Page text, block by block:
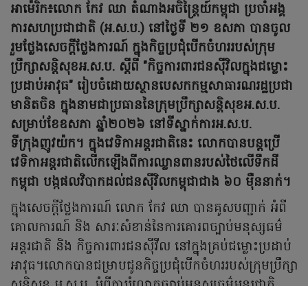
អាម៉េរិក៖លោក កែវ ឈា តំណាងអចិន្ត្រៃយ៍កម្ពុជា ប្រចាំអង្គ
ការសហប្រជាជាតិ (អ.ស.ប.) នៅថ្ងៃទី ២១ ឧសភា បានចូល
រួមថ្លែងសេចក្តីថ្លែងការណ៍ ក្នុងកិច្ចប្រជុំបើកចំហររបស់ក្រុម
ប្រឹក្សាសន្តិសុខអ.ស.ប. ស្តីពី "កិច្ចការពារជនស៊ីវិលក្នុងជម្លោះ
ប្រដាប់អាវុធ" រៀបចំដោយស្ថានបេសកកម្មសាធារណរដ្ឋប្រជា
មានិតចិន ក្នុងនាមជាប្រធាននៃក្រុមប្រឹក្សាសន្តិសុខអ.ស.ប.
សម្រាប់ខែឧសភា ឆ្នាំ២០២៦ នៅទីស្នាក់ការអ.ស.ប.
ទីក្រុងញូវយ៉ក។ ក្នុងវេទិកាអន្តរជាតិនេះ លោកបានបន្តប្រើ
វេទិកាអន្តរជាតិលើកឡើងពីការឈ្លានពានរបស់ថៃលើទឹកដី
កម្ពុជា បង្កផលវិបាកដល់ជនស៊ីវិលកម្ពុជាជាង ៦០ ម៉ឺននាក់។
ក្នុងសេចក្តីថ្លែងការណ៍ លោក កែវ ឈា បានគូសបញ្ជាក់ អំពី
គោលការណ៍ និង សារៈសំខាន់នៃការគោរពច្បាប់មនុស្សធម៌
អន្តរជាតិ និង កិច្ចការពារជនស៊ីវីល នៅក្នុងគ្រប់ជម្លោះប្រដាប់
អាវុធ។លោកបានជម្រាបជូនកិច្ចប្រជុំបើកចំហររបស់ក្រុមប្រឹក្សា